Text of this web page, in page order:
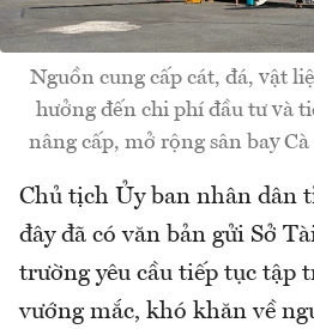
Nguồn cung cấp cát, đá, vật
hưởng đến chi phí đầu tư và
nâng cấp, mở rộng sân bay
Chủ tịch Ủy ban nhân dân
đây đã có văn bản gửi Sở
trường yêu cầu tiếp tục tập
vướng mắc, khó khăn về